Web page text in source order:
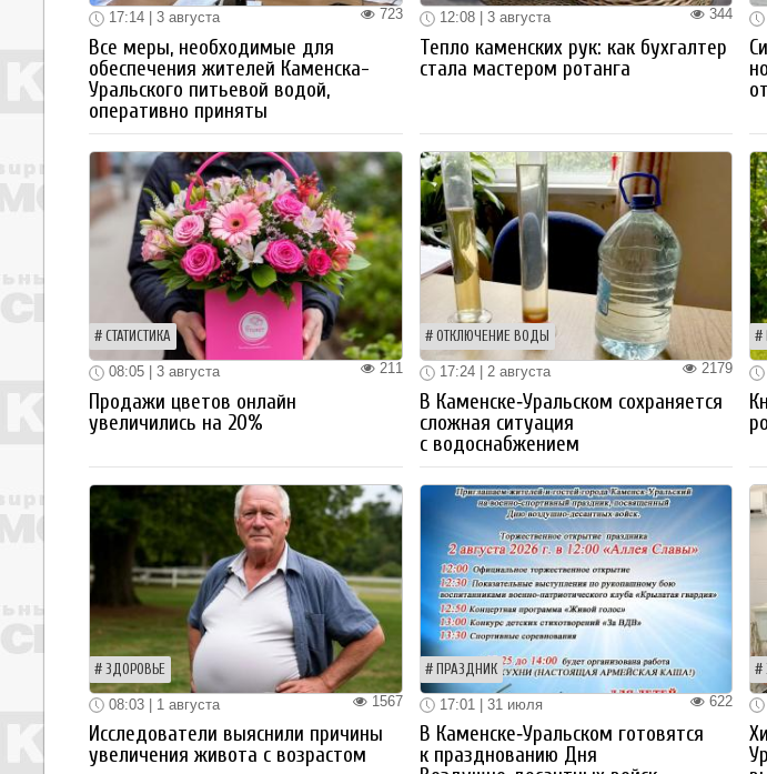
723
17:14 | 3 августа
Все меры, необходимые для
обеспечения жителей Каменска-
Уральского питьевой водой,
оперативно приняты
344
12:08 | 3 августа
Тепло каменских рук: как бухгалтер
стала мастером ротанга
СТАТИСТИКА
211
08:05 | 3 августа
Продажи цветов онлайн
увеличились на 20%
ОТКЛЮЧЕНИЕ ВОДЫ
2179
17:24 | 2 августа
В Каменске‑Уральском сохраняется
сложная ситуация
с водоснабжением
ЗДОРОВЬЕ
1567
08:03 | 1 августа
Исследователи выяснили причины
увеличения живота с возрастом
ПРАЗДНИК
622
17:01 | 31 июля
В Каменске‑Уральском готовятся
к празднованию Дня